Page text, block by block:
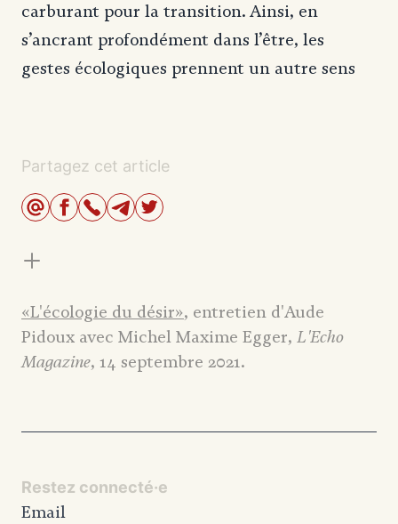
carburant pour la transition. Ainsi, en
s’ancrant profondément dans l’être, les
gestes écologiques prennent un autre sens
Partagez cet article
«L'écologie du désir», entretien d'Aude
Pidoux avec Michel Maxime Egger, L'Echo
Magazine, 14 septembre 2021.
Restez connecté·e
Email